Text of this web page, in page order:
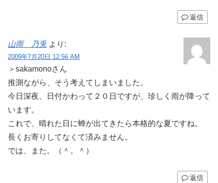
返信
山雨 乃兎 より:
2009年7月20日 12:56 AM
＞sakamonoさん
推測ながら、そう考えてしまいました。
今日深夜、日付かわって２０日ですが、珍しく雨が降って
います。
これで、晴れた日に蝉が出てきたら本格的な夏ですね。
長くお寄りしてなくて済みません。
では、また。（＾。＾）
返信